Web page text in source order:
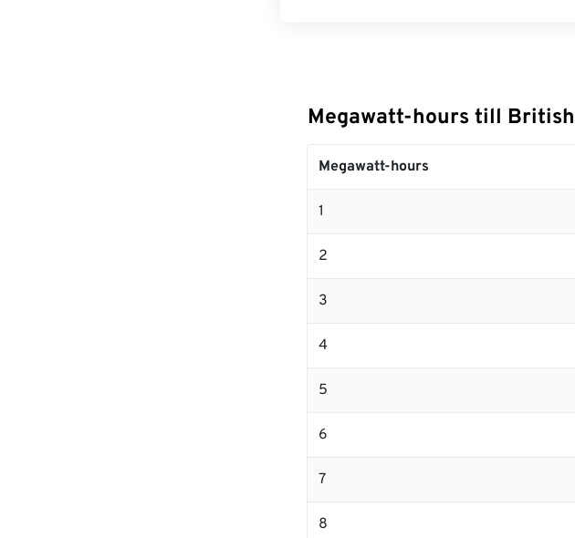
Megawatt-hours till
Megawatt-hours
1
2
3
4
5
6
7
8